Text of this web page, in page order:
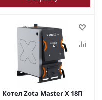
Котел Zota Master X 18П